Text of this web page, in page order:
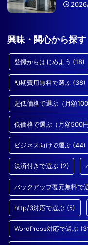
興味・関心から探す
登録からはじめよう (18)
初期費用無料で選ぶ (38)
超低価格で選ぶ（月額100
低価格で選ぶ（月額500円
ビジネス向けで選ぶ (44)
決済付きで選ぶ (2)
バックアップ復元無料で
http/3対応で選ぶ (5)
WordPress対応で選ぶ